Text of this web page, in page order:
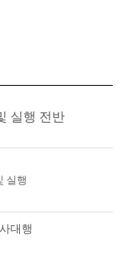
실행 전반
실행
대행